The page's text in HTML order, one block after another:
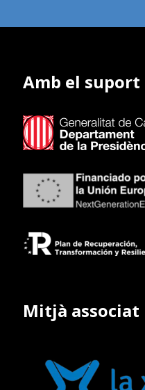
Amb el suport
Mitjà associat